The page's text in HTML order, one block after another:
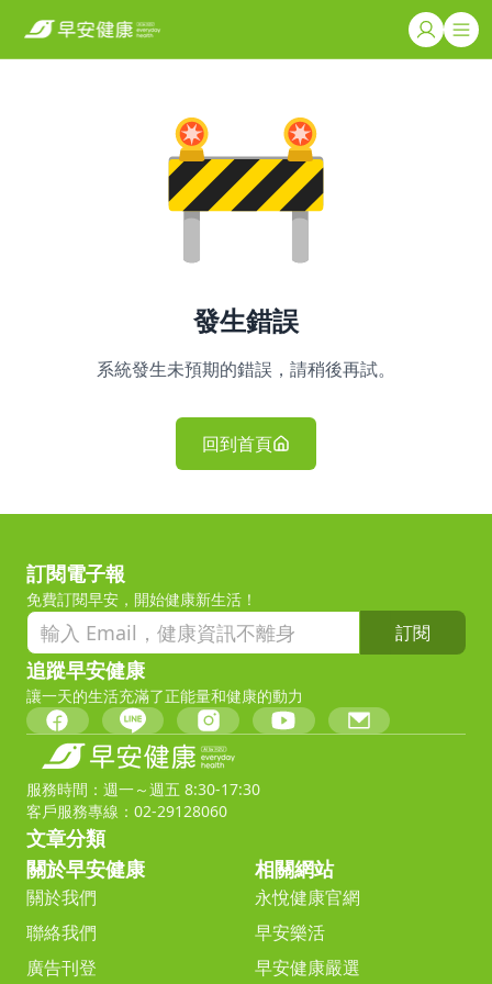
發生錯誤
系統發生未預期的錯誤，請稍後再試。
回到首頁
訂閱電子報
免費訂閱早安，開始健康新生活！
訂閱
追蹤早安健康
讓一天的生活充滿了正能量和健康的動力
服務時間：週一～週五 8:30-17:30
客戶服務專線：02-29128060
文章分類
關於早安健康
關於我們
聯絡我們
廣告刊登
相關網站
永悅健康官網
早安樂活
早安健康嚴選